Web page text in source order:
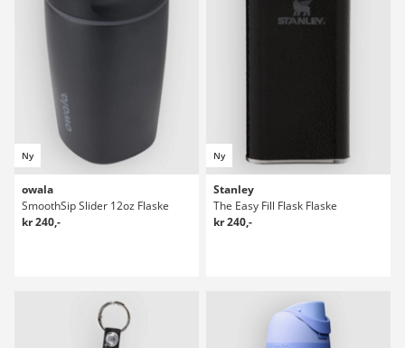
Ny
owala
SmoothSip Slider 12oz Flaske
kr 240,-
Ny
Stanley
The Easy Fill Flask Flaske
kr 240,-